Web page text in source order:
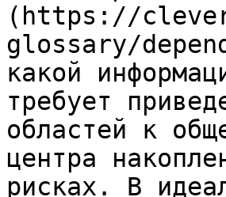
(https://
glossary/
какой
требует
областей к
центра
рисках. В